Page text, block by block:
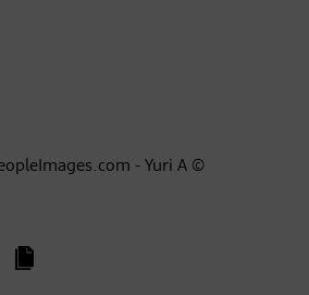
- Yuri A ©